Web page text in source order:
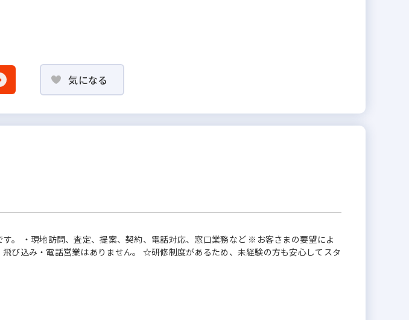
気になる
す。 ・現地訪問、査定、提案、契約、電話対応、窓口業務など ※お客さまの要望によ
飛び込み・電話営業はありません。 ☆研修制度があるため、未経験の方も安心してスタ